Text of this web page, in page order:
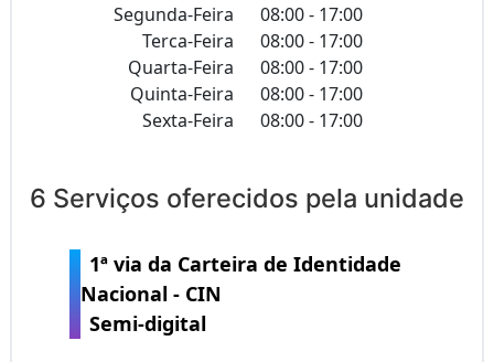
Segunda-Feira
08:00 - 17:00
Terca-Feira
08:00 - 17:00
Quarta-Feira
08:00 - 17:00
Quinta-Feira
08:00 - 17:00
Sexta-Feira
08:00 - 17:00
6 Serviços oferecidos pela unidade
1ª via da Carteira de Identidade
Nacional - CIN
Semi-digital